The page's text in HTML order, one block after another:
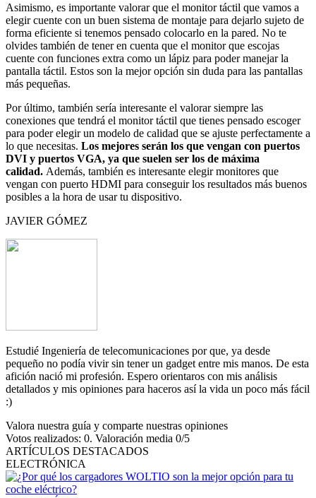
Asimismo, es importante valorar que el monitor táctil que vamos a
elegir cuente con un buen sistema de montaje para dejarlo sujeto de
forma eficiente si tenemos pensado colocarlo en la pared. No te
olvides también de tener en cuenta que el monitor que escojas
cuente con funciones extra como un lápiz para poder manejar la
pantalla táctil. Estos son la mejor opción sin duda para las pantallas
más pequeñas.
Por último, también sería interesante el valorar siempre las
conexiones que tendrá el monitor táctil que tienes pensado escoger
para poder elegir un modelo de calidad que se ajuste perfectamente a
lo que necesitas. Los mejores serán los que vengan con puertos
DVI y puertos VGA, ya que suelen ser los de máxima
calidad. Además, también es interesante elegir monitores que
vengan con puerto HDMI para conseguir los resultados más buenos
posibles a la hora de usar tu dispositivo.
JAVIER GÓMEZ
Estudié Ingeniería de telecomunicaciones por que, ya desde
pequeño no podía vivir sin tener un gadget entre mis manos. De esta
afición nació mi profesión. Espero orientaros con mis análisis
detallados y mis opiniones para haceros así la vida un poco más fácil
:)
Valora nuestra guía y comparte nuestras opiniones
Votos realizados: 0. Valoración media 0/5
ARTÍCULOS DESTACADOS
ELECTRÓNICA